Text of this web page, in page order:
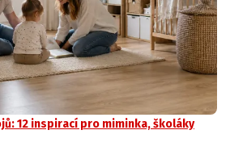
12 inspirací pro miminka, školáky